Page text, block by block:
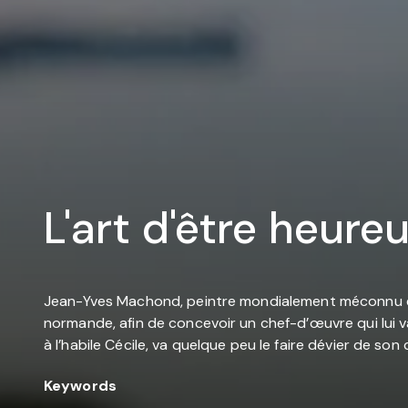
L'art d'être
Jean-Yves Machond, peintre mondialement
normande, afin de concevoir un chef-d’œuvre qui lui
à l’habile Cécile, va quelque peu le faire dévier de
Keywords